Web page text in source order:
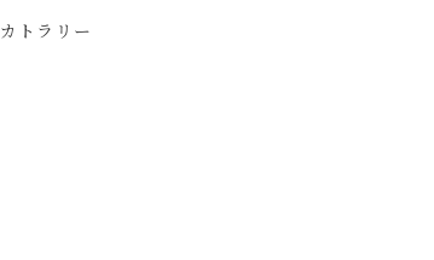
カトラリー